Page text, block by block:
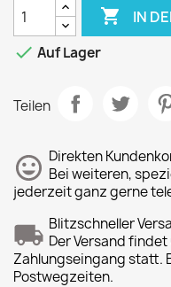
 IN
 Auf Lager
Teilen
Direkten
Bei weiteren,
jederzeit ganz gerne
Blitzschneller
Der Versand
Zahlungseingang statt.
Postwegzeiten.